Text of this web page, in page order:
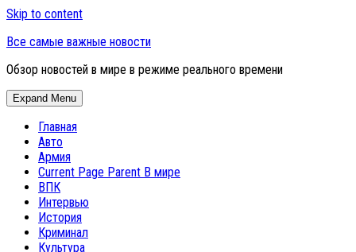
Skip to content
Все самые важные новости
Обзор новостей в мире в режиме реального времени
Expand Menu
Главная
Авто
Армия
Current Page Parent В мире
ВПК
Интервью
История
Криминал
Культура